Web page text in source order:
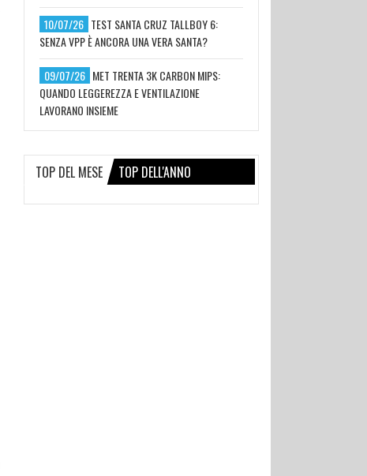
10/07/26 TEST SANTA CRUZ TALLBOY 6:
SENZA VPP È ANCORA UNA VERA SANTA?
09/07/26 MET TRENTA 3K CARBON MIPS:
QUANDO LEGGEREZZA E VENTILAZIONE
LAVORANO INSIEME
TOP DEL MESE TOP DELL'ANNO